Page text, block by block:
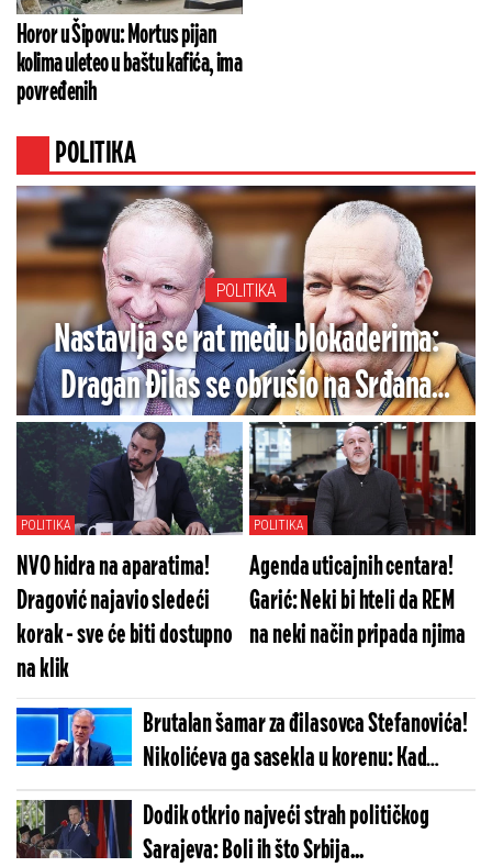
Horor u Šipovu: Mortus pijan
kolima uleteo u baštu kafića, ima
povređenih
POLITIKA
POLITIKA
Nastavlja se rat među blokaderima:
Dragan Đilas se obrušio na Srđana
Milivojevića (VIDEO)
POLITIKA
NVO hidra na aparatima!
Dragović najavio sledeći
korak - sve će biti dostupno
na klik
POLITIKA
Agenda uticajnih centara!
Garić: Neki bi hteli da REM
na neki način pripada njima
Brutalan šamar za đilasovca Stefanovića!
Nikolićeva ga sasekla u korenu: Kad
ponestane argumenata, prizovu se Neron,
apokalipsa i propast Srbije
Dodik otkrio najveći strah političkog
Sarajeva: Boli ih što Srbija...